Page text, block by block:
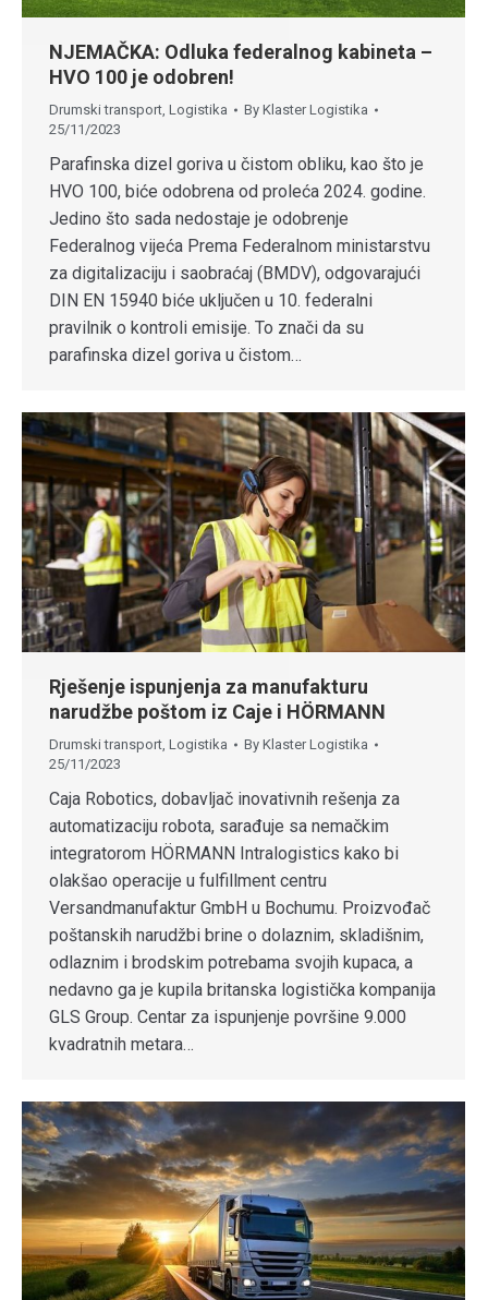
NJEMAČKA: Odluka federalnog kabineta –
HVO 100 je odobren!
Drumski transport, Logistika By Klaster Logistika
25/11/2023
Parafinska dizel goriva u čistom obliku, kao što je
HVO 100, biće odobrena od proleća 2024. godine.
Jedino što sada nedostaje je odobrenje
Federalnog vijeća Prema Federalnom ministarstvu
za digitalizaciju i saobraćaj (BMDV), odgovarajući
DIN EN 15940 biće uključen u 10. federalni
pravilnik o kontroli emisije. To znači da su
parafinska dizel goriva u čistom…
Rješenje ispunjenja za manufakturu
narudžbe poštom iz Caje i HÖRMANN
Drumski transport, Logistika By Klaster Logistika
25/11/2023
Caja Robotics, dobavljač inovativnih rešenja za
automatizaciju robota, sarađuje sa nemačkim
integratorom HÖRMANN Intralogistics kako bi
olakšao operacije u fulfillment centru
Versandmanufaktur GmbH u Bochumu. Proizvođač
poštanskih narudžbi brine o dolaznim, skladišnim,
odlaznim i brodskim potrebama svojih kupaca, a
nedavno ga je kupila britanska logistička kompanija
GLS Group. Centar za ispunjenje površine 9.000
kvadratnih metara…